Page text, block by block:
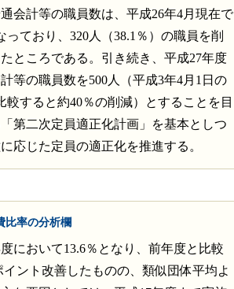
会計等の職員数は、平成26年4月現在で
っており、320人（38.1％）の職員を削
ところである。引き続き、平成27年度
等の職員数を500人（平成3年4月1日の
較すると約40％の削減）とすることを目
第二次定員適正化計画」を基本としつ
応じた定員の適正化を推進する。
比率の分析欄
において13.6％となり、前年度と比較
イント改善したものの、類似団体平均よ